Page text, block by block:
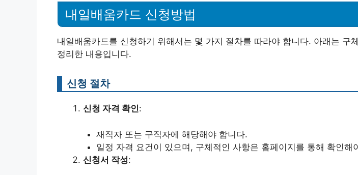
내일배움카드 신청방법
내일배움카드를 신청하기 위해서는 몇 가지 절차를 따라야 합니다. 아래는 구
정리한 내용입니다.
신청 절차
신청 자격 확인:
재직자 또는 구직자에 해당해야 합니다.
일정 자격 요건이 있으며, 구체적인 사항은 홈페이지를 통해 확인해
신청서 작성: